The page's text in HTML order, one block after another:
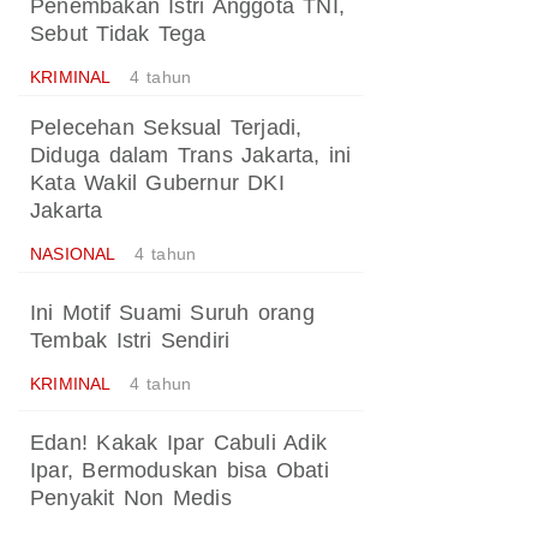
Penembakan Istri Anggota TNI,
Sebut Tidak Tega
KRIMINAL 4 tahun
Pelecehan Seksual Terjadi,
Diduga dalam Trans Jakarta, ini
Kata Wakil Gubernur DKI
Jakarta
NASIONAL 4 tahun
Ini Motif Suami Suruh orang
Tembak Istri Sendiri
KRIMINAL 4 tahun
Edan! Kakak Ipar Cabuli Adik
Ipar, Bermoduskan bisa Obati
Penyakit Non Medis